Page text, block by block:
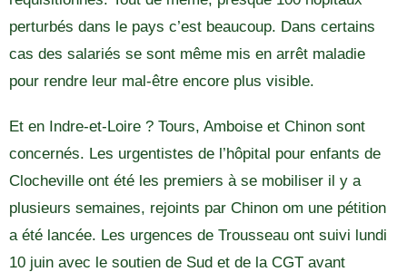
perturbés dans le pays c’est beaucoup. Dans certains
cas des salariés se sont même mis en arrêt maladie
pour rendre leur mal-être encore plus visible.
Et en Indre-et-Loire ? Tours, Amboise et Chinon sont
concernés. Les urgentistes de l’hôpital pour enfants de
Clocheville ont été les premiers à se mobiliser il y a
plusieurs semaines, rejoints par Chinon om une pétition
a été lancée. Les urgences de Trousseau ont suivi lundi
10 juin avec le soutien de Sud et de la CGT avant